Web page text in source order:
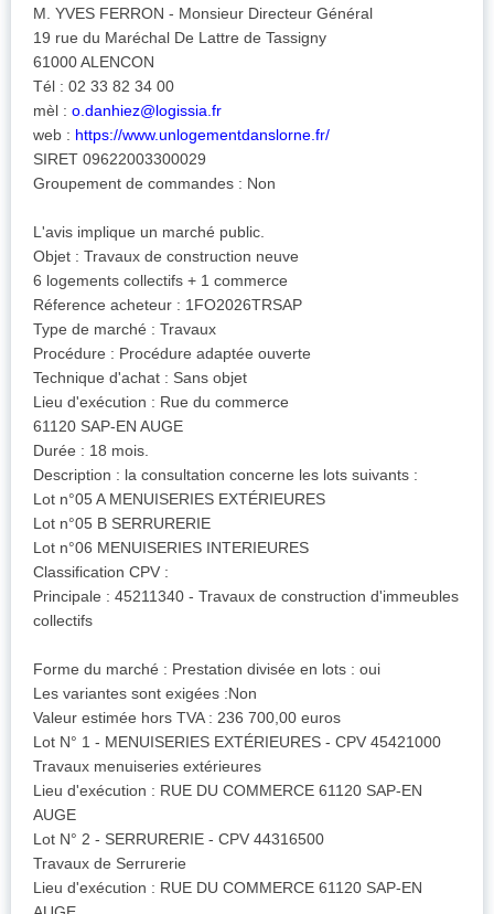
M. YVES FERRON - Monsieur Directeur Général
19 rue du Maréchal De Lattre de Tassigny
61000 ALENCON
Tél : 02 33 82 34 00
mèl : o.danhiez@logissia.fr
web : https://www.unlogementdanslorne.fr/
SIRET 09622003300029
Groupement de commandes : Non
L'avis implique un marché public.
Objet : Travaux de construction neuve
6 logements collectifs + 1 commerce
Réference acheteur : 1FO2026TRSAP
Type de marché : Travaux
Procédure : Procédure adaptée ouverte
Technique d'achat : Sans objet
Lieu d'exécution : Rue du commerce
61120 SAP-EN AUGE
Durée : 18 mois.
Description : la consultation concerne les lots suivants :
Lot n°05 A MENUISERIES EXTÉRIEURES
Lot n°05 B SERRURERIE
Lot n°06 MENUISERIES INTERIEURES
Classification CPV :
Principale : 45211340 - Travaux de construction d'immeubles
collectifs
Forme du marché : Prestation divisée en lots : oui
Les variantes sont exigées :Non
Valeur estimée hors TVA : 236 700,00 euros
Lot N° 1 - MENUISERIES EXTÉRIEURES - CPV 45421000
Travaux menuiseries extérieures
Lieu d'exécution : RUE DU COMMERCE 61120 SAP-EN
AUGE
Lot N° 2 - SERRURERIE - CPV 44316500
Travaux de Serrurerie
Lieu d'exécution : RUE DU COMMERCE 61120 SAP-EN